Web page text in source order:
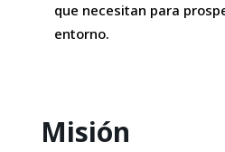
que necesitan para
entorno.
Misión